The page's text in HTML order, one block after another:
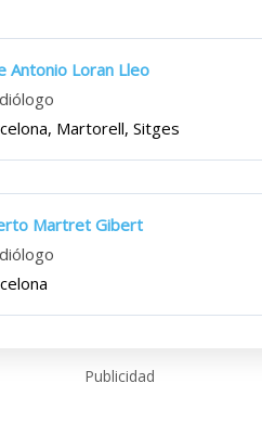
Antonio Loran Lleo
Martorell, Sitges
Martret Gibert
Publicidad